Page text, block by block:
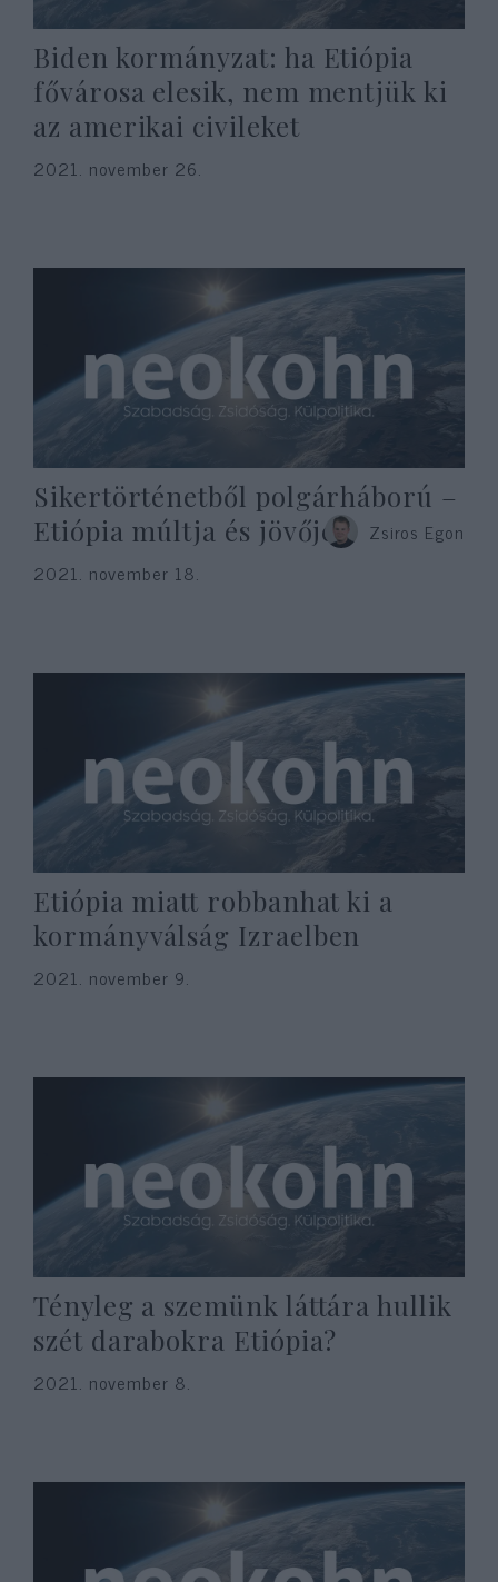
Biden kormányzat: ha Etiópia
fővárosa elesik, nem mentjük ki
az amerikai civileket
2021. november 26.
Sikertörténetből polgárháború –
Etiópia múltja és jövője
Zsiros Egon
2021. november 18.
Etiópia miatt robbanhat ki a
kormányválság Izraelben
2021. november 9.
Tényleg a szemünk láttára hullik
szét darabokra Etiópia?
2021. november 8.